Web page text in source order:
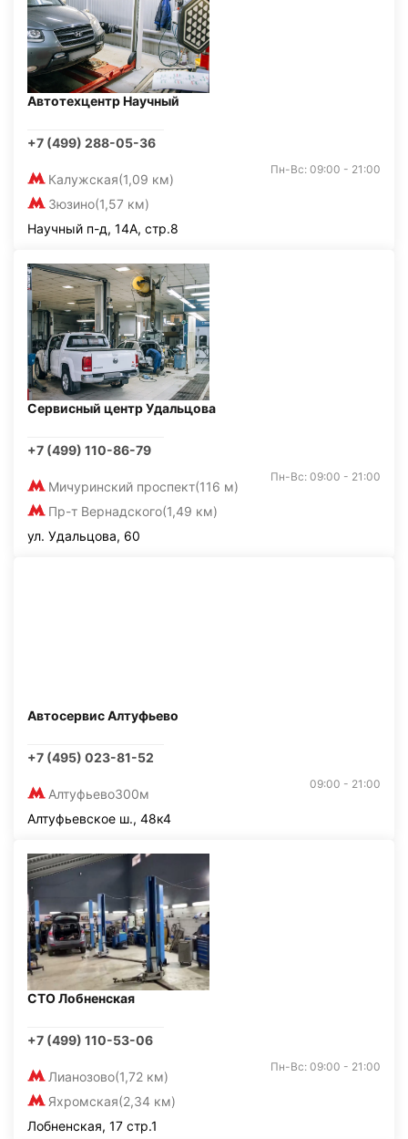
Автотехцентр Научный
+7 (499) 288-05-36
Калужская(1,09 км)
Зюзино(1,57 км)
Пн-Вс: 09:00 - 21:00
Научный п-д, 14А, стр.8
Сервисный центр Удальцова
+7 (499) 110-86-79
Мичуринский проспект(116 м)
Пр-т Вернадского(1,49 км)
Пн-Вс: 09:00 - 21:00
ул. Удальцова, 60
Автосервис Алтуфьево
+7 (495) 023-81-52
Алтуфьево300м
09:00 - 21:00
Алтуфьевское ш., 48к4
СТО Лобненская
+7 (499) 110-53-06
Лианозово(1,72 км)
Яхромская(2,34 км)
Пн-Вс: 09:00 - 21:00
Лобненская, 17 стр.1